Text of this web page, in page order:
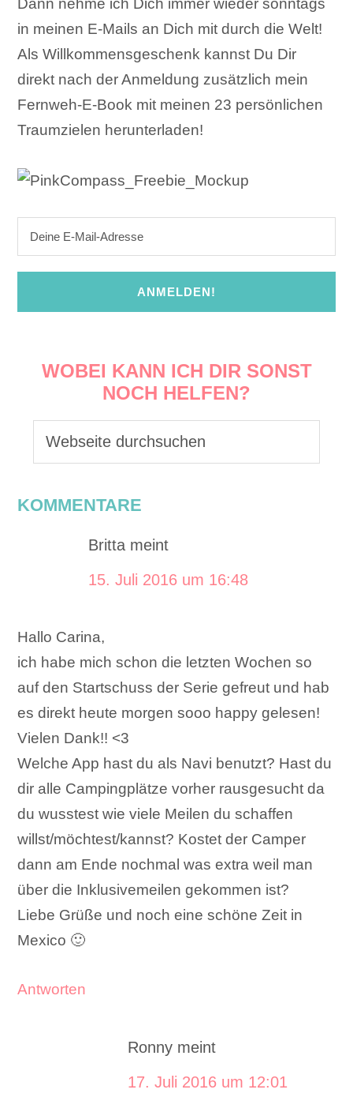
Dann nehme ich Dich immer wieder sonntags
in meinen E-Mails an Dich mit durch die Welt!
Als Willkommensgeschenk kannst Du Dir
direkt nach der Anmeldung zusätzlich mein
Fernweh-E-Book mit meinen 23 persönlichen
Traumzielen herunterladen!
ANMELDEN!
WOBEI KANN ICH DIR SONST
NOCH HELFEN?
KOMMENTARE
Britta meint
15. Juli 2016 um 16:48
Hallo Carina,
ich habe mich schon die letzten Wochen so
auf den Startschuss der Serie gefreut und hab
es direkt heute morgen sooo happy gelesen!
Vielen Dank!! <3
Welche App hast du als Navi benutzt? Hast du
dir alle Campingplätze vorher rausgesucht da
du wusstest wie viele Meilen du schaffen
willst/möchtest/kannst? Kostet der Camper
dann am Ende nochmal was extra weil man
über die Inklusivemeilen gekommen ist?
Liebe Grüße und noch eine schöne Zeit in
Mexico 🙂
Antworten
Ronny meint
17. Juli 2016 um 12:01